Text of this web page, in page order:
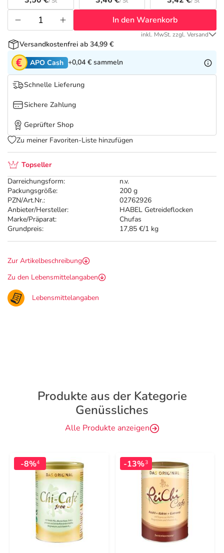
Tierapotheke
Vitamine & Mineralstoffe
Marken
Salus Deals
Topseller
Darreichungsform:
n.v.
Packungsgröße:
200 g
PZN/Art.Nr.:
02762926
Anbieter/Hersteller:
HABEL Getreideflocken
Marke/Präparat:
Chufas
Grundpreis:
17,85 €/1 kg
In den Warenkorb
inkl. MwSt. zzgl. Versand
Versandkostenfrei ab 34,99 €
APO Cash +0,04 € sammeln
Schnelle Lieferung
Sichere Zahlung
Geprüfter Shop
Zu meiner Favoriten-Liste hinzufügen
Zur Artikelbeschreibung
Zu den Lebensmittelangaben
Lebensmittelangaben
Produkte aus der Kategorie
Genüssliches
Alle Produkte anzeigen
-8%4 -13%3